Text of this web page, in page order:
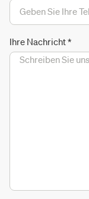
Ihre Nachricht*